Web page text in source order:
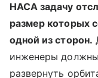
НАСА задачу
размер которых
одной из сторон.
инженеры должны
развернуть